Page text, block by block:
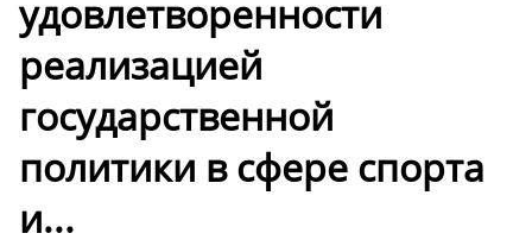
удовлетворенности
реализацией
государственной
политики в сфере спорта
и...